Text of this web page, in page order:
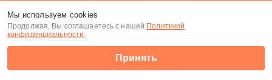
Мы используем cookies
Продолжая, Вы соглашаетесь с нашей Политикой
конфиденциальности.
Принять